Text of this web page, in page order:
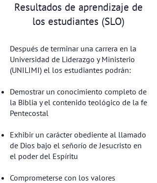
Resultados de aprendizaje de
los estudiantes (SLO)
Después de terminar una carrera en la
Universidad de Liderazgo y Ministerio
(UNILIMI) el los estudiantes podrán:
Demostrar un conocimiento completo de
la Biblia y el contenido teológico de la fe
Pentecostal
Exhibir un carácter obediente al llamado
de Dios bajo el señorío de Jesucristo en
el poder del Espíritu
Comprometerse con los valores